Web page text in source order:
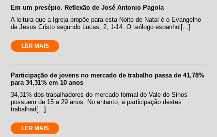
Em um presépio. Reflexão de José Antonio Pagola
A leitura que a Igreja propõe para esta Noite de Natal é o Evangelho
de Jesus Cristo segundo Lucas, 2, 1-14. O teólogo espanhol[...]
LER MAIS
Participação de jovens no mercado de trabalho passa de 41,78%
para 34,31% em 10 anos
34,31% dos trabalhadores do mercado formal do Vale do Sinos
possuem de 15 a 29 anos. No entanto, a participação destes
trabalhad[...]
LER MAIS